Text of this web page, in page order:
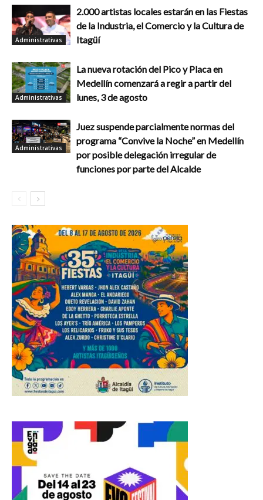
Administrativas
2.000 artistas locales estarán en las Fiestas
de la Industria, el Comercio y la Cultura de
Itagüí
Administrativas
La nueva rotación del Pico y Placa en
Medellín comenzará a regir a partir del
lunes, 3 de agosto
Administrativas
Juez suspende parcialmente normas del
programa “Convive la Noche” en Medellín
por posible delegación irregular de
funciones por parte del Alcalde